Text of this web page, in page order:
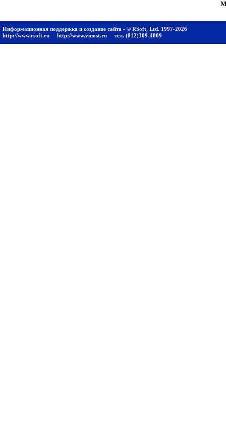
Информационная поддержка и создание сайта - © RSoft, Ltd. 1997-2026
http://www.rsoft.ru
http://www.vmost.ru тел. (812)309-4809